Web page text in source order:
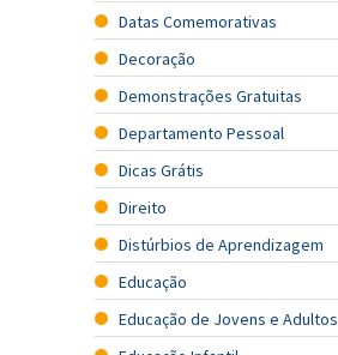
Datas Comemorativas
Decoração
Demonstrações Gratuitas
Departamento Pessoal
Dicas Grátis
Direito
Distúrbios de Aprendizagem
Educação
Educação de Jovens e Adultos